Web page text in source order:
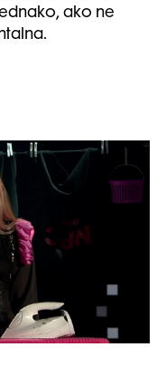
ako ne